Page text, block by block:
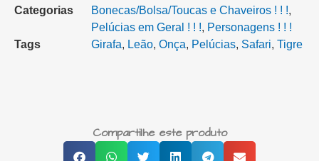
Categorias
Bonecas/Bolsa/Toucas e Chaveiros ! ! !,
Pelúcias em Geral ! ! !, Personagens ! ! !
Tags
Girafa, Leão, Onça, Pelúcias, Safari, Tigre
Compartilhe este produto